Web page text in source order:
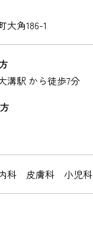
大角186-1
溝駅 から徒歩7分
科 皮膚科 小児科